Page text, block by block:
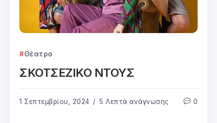
Θέατρο
ΣΚΟΤΣΕΖΙΚΟ ΝΤΟΥΣ
1 Σεπτεμβρίου, 2024 5 Λεπτά ανάγνωσης 0